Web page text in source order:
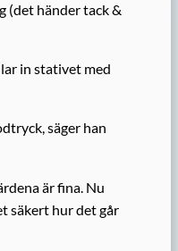
(det händer tack &
in stativet med
säger han
är fina. Nu
säkert hur det går